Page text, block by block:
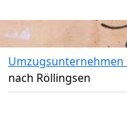
Umzugsunternehmen
nach Röllingsen